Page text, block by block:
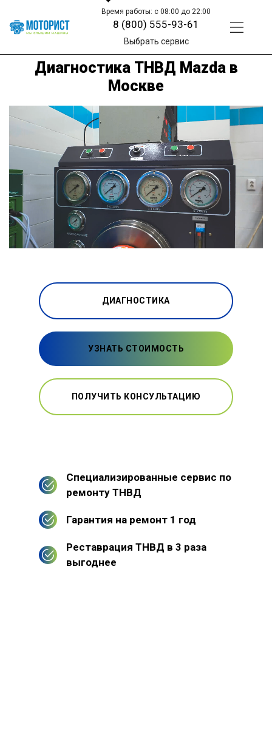
Время работы: с 08:00 до 22:00
8 (800) 555-93-61
Выбрать сервис
Диагностика ТНВД Mazda в
Москве
ДИАГНОСТИКА
УЗНАТЬ СТОИМОСТЬ
ПОЛУЧИТЬ КОНСУЛЬТАЦИЮ
Специализированные сервис по
ремонту ТНВД
Гарантия на ремонт 1 год
Реставрация ТНВД в 3 раза
выгоднее